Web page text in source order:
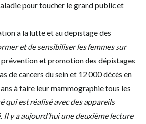
pour toucher le grand public et
à la lutte et au dépistage des
et de sensibiliser les femmes sur
et promotion des dépistages
de cancers du sein et 12 000 décès en
à faire leur mammographie tous les
qui est réalisé avec des appareils
y a aujourd’hui une deuxième lecture